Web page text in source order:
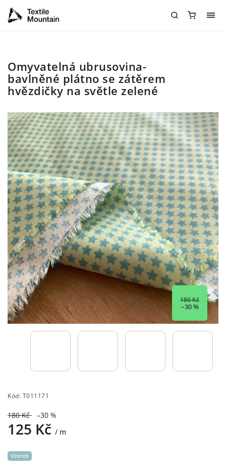
Omyvatelná ubrusovina-
bavlněné plátno se zátěrem
hvězdičky na světle zelené
180 Kč
–30 %
Kód: T011171
180 Kč –30 %
125 Kč / m
Vzorek